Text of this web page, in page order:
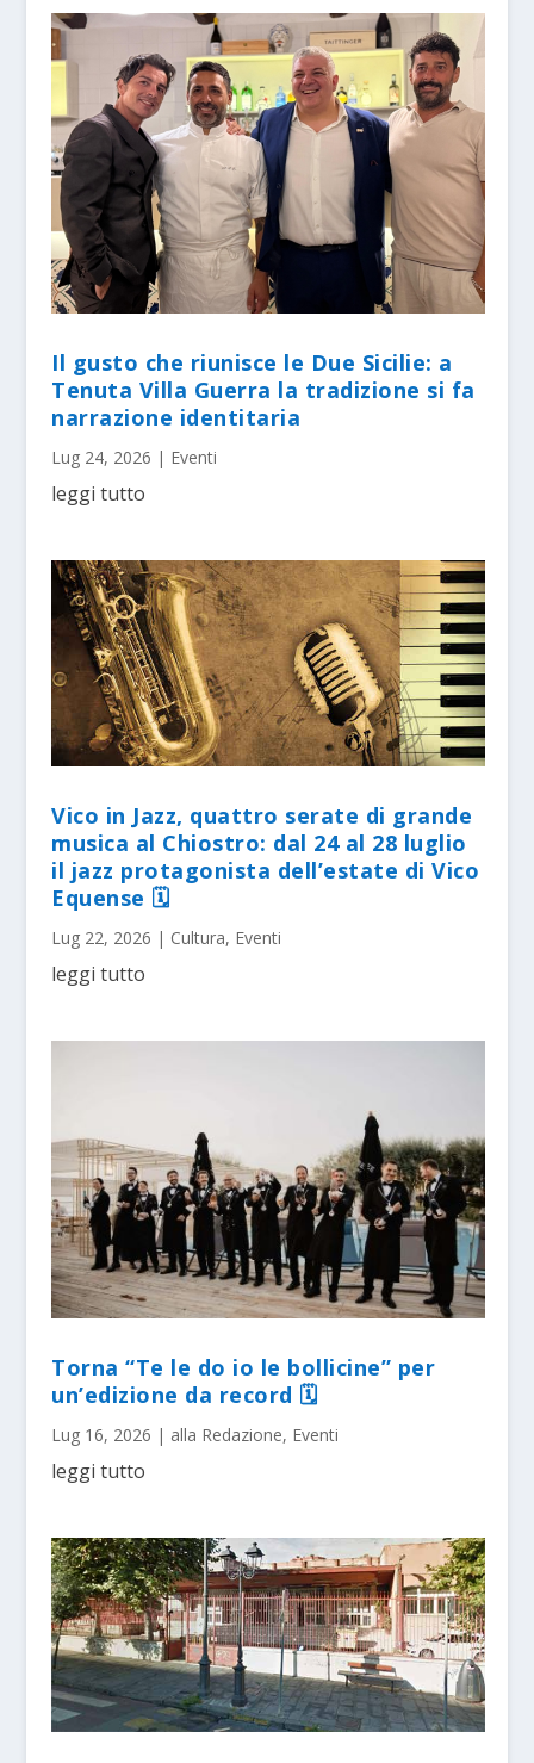
Il gusto che riunisce le Due Sicilie: a
Tenuta Villa Guerra la tradizione si fa
narrazione identitaria
Lug 24, 2026 | Eventi
leggi tutto
Vico in Jazz, quattro serate di grande
musica al Chiostro: dal 24 al 28 luglio
il jazz protagonista dell’estate di Vico
Equense 🗓
Lug 22, 2026 | Cultura, Eventi
leggi tutto
Torna “Te le do io le bollicine” per
un’edizione da record 🗓
Lug 16, 2026 | alla Redazione, Eventi
leggi tutto